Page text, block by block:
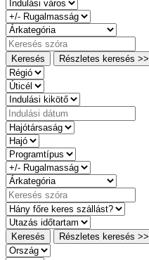
Keresés Részletes keresés >>
Keresés Részletes keresés >>